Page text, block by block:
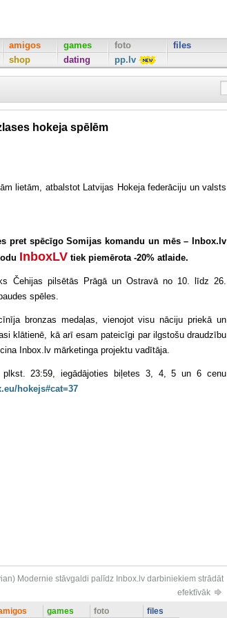
amigos
shop
games
dating
foto
pp.lv
files
hokeja spēlēm
lietām, atbalstot Latvijas Hokeja federāciju un valsts
pret spēcīgo Somijas komandu un mēs – Inbox.lv
InboxLV tiek piemērota -20% atlaide.
Čehijas pilsētās Prāgā un Ostravā no 10. līdz 26.
spēles.
bronzas medaļas, vienojot visu nāciju priekā un
klātienē, kā arī esam pateicīgi par ilgstošu draudzību
Inbox.lv mārketinga projektu vadītāja.
23:59, iegādājoties biļetes 3, 4, 5 un 6 cenu
hokejs#cat=37
Modernie stāvgaldi palīdz Inbox.lv darbiniekiem strādāt
efektīvāk
games foto files